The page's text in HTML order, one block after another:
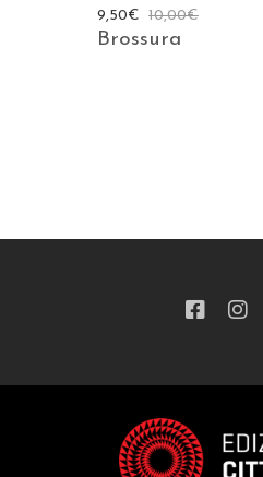
10,00€
9,50€
Brossura